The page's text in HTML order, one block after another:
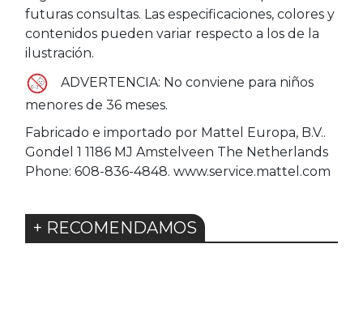
futuras consultas. Las especificaciones, colores y
contenidos pueden variar respecto a los de la
ilustración.
ADVERTENCIA: No conviene para niños
menores de 36 meses.
Fabricado e importado por Mattel Europa, B.V..
Gondel 1 1186 MJ Amstelveen The Netherlands
Phone: 608-836-4848. www.service.mattel.com
+ RECOMENDAMOS